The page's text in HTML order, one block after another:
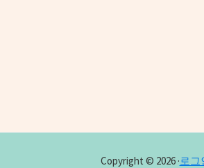
Copyright © 2026 ·로그